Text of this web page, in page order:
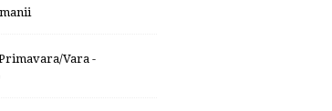
Vara -